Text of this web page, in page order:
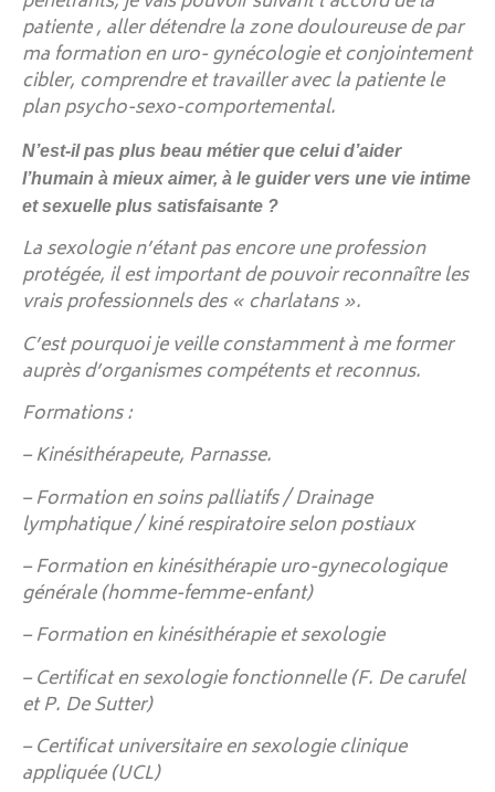
patiente , aller détendre la zone douloureuse de par
ma formation en uro- gynécologie et conjointement
cibler, comprendre et travailler avec la patiente le
plan psycho-sexo-comportemental.
N’est-il pas plus beau métier que celui d’aider
l’humain à mieux aimer, à le guider vers une vie intime
et sexuelle plus satisfaisante ?
La sexologie n’étant pas encore une profession
protégée, il est important de pouvoir reconnaître les
vrais professionnels des « charlatans ».
C’est pourquoi je veille constamment à me former
auprès d’organismes compétents et reconnus.
Formations :
– Kinésithérapeute, Parnasse.
– Formation en soins palliatifs / Drainage
lymphatique / kiné respiratoire selon postiaux
– Formation en kinésithérapie uro-gynecologique
générale (homme-femme-enfant)
– Formation en kinésithérapie et sexologie
– Certificat en sexologie fonctionnelle (F. De carufel
et P. De Sutter)
– Certificat universitaire en sexologie clinique
appliquée (UCL)